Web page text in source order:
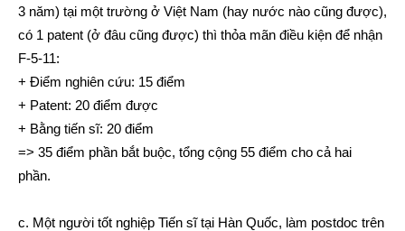
3 năm) tại một trường ở Việt Nam (hay nước nào cũng được),
có 1 patent (ở đâu cũng được) thì thỏa mãn điều kiện để nhận
F-5-11:
+ Điểm nghiên cứu: 15 điểm
+ Patent: 20 điểm được
+ Bằng tiến sĩ: 20 điểm
=> 35 điểm phần bắt buộc, tổng cộng 55 điểm cho cả hai
phần.
c. Một người tốt nghiệp Tiến sĩ tại Hàn Quốc, làm postdoc trên